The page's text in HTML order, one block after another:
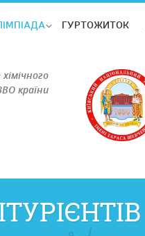
ГУРТОЖИТОК
країни